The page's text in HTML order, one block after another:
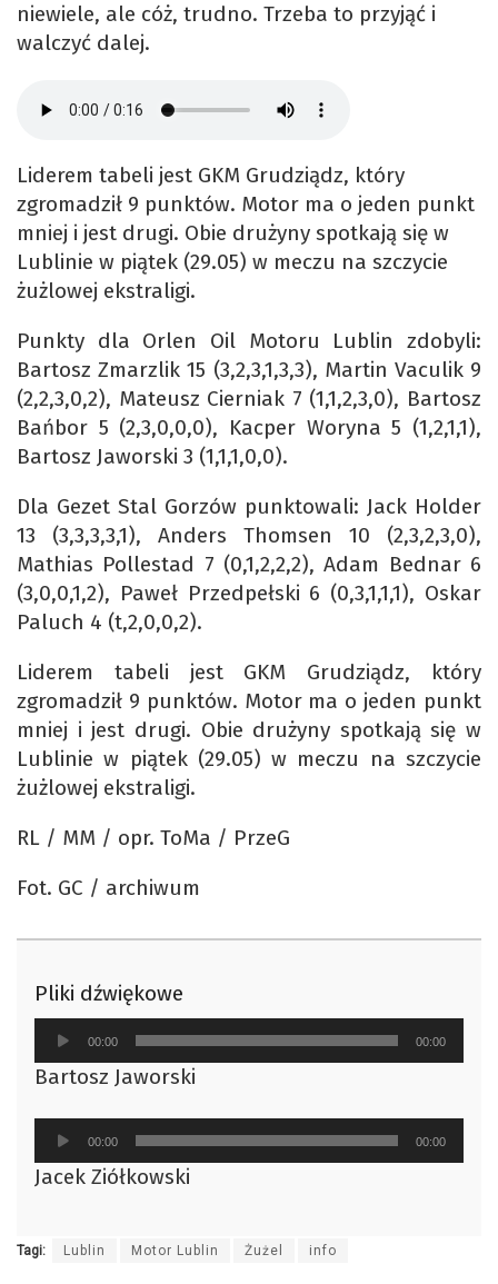
niewiele, ale cóż, trudno. Trzeba to przyjąć i
walczyć dalej.
Liderem tabeli jest GKM Grudziądz, który
zgromadził 9 punktów. Motor ma o jeden punkt
mniej i jest drugi. Obie drużyny spotkają się w
Lublinie w piątek (29.05) w meczu na szczycie
żużlowej ekstraligi.
Punkty dla Orlen Oil Motoru Lublin zdobyli:
Bartosz Zmarzlik 15 (3,2,3,1,3,3), Martin Vaculik 9
(2,2,3,0,2), Mateusz Cierniak 7 (1,1,2,3,0), Bartosz
Bańbor 5 (2,3,0,0,0), Kacper Woryna 5 (1,2,1,1),
Bartosz Jaworski 3 (1,1,1,0,0).
Dla Gezet Stal Gorzów punktowali: Jack Holder
13 (3,3,3,3,1), Anders Thomsen 10 (2,3,2,3,0),
Mathias Pollestad 7 (0,1,2,2,2), Adam Bednar 6
(3,0,0,1,2), Paweł Przedpełski 6 (0,3,1,1,1), Oskar
Paluch 4 (t,2,0,0,2).
Liderem tabeli jest GKM Grudziądz, który
zgromadził 9 punktów. Motor ma o jeden punkt
mniej i jest drugi. Obie drużyny spotkają się w
Lublinie w piątek (29.05) w meczu na szczycie
żużlowej ekstraligi.
RL / MM / opr. ToMa / PrzeG
Fot. GC / archiwum
Pliki dźwiękowe
Odtwarzacz
plików
dźwiękowych
00:00 00:00
Bartosz Jaworski
Odtwarzacz
plików
dźwiękowych
00:00 00:00
Jacek Ziółkowski
Tagi: Lublin Motor Lublin Żużel info